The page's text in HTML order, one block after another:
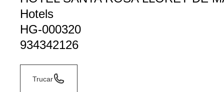
Hotels
HG-000320
934342126
Trucar